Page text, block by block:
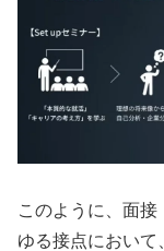
このように、面
ゆる接点におい